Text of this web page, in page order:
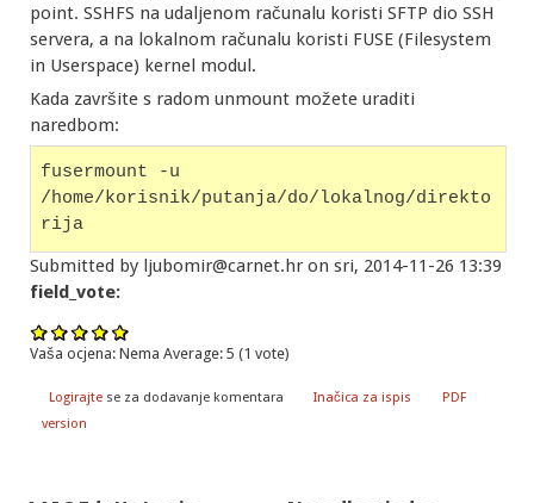
point. SSHFS na udaljenom računalu koristi SFTP dio SSH
servera, a na lokalnom računalu koristi FUSE (Filesystem
in Userspace) kernel modul.
Kada završite s radom unmount možete uraditi
naredbom:
fusermount -u
/home/korisnik/putanja/do/lokalnog/direkto
rija
Submitted by ljubomir@carnet.hr on sri, 2014-11-26 13:39
field_vote:
Vaša ocjena: Nema Average: 5 (1 vote)
Logirajtese za dodavanje komentara Inačica za ispis
PDF
version